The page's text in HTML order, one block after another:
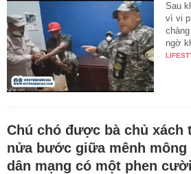
Sau
vì vi
ngờ
Chú chó được bà chủ xách
nửa bước giữa mênh
dân mạng có một phen